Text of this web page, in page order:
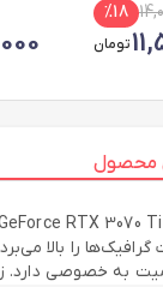
%18
تومان
محصول
به خصوصی دارد.